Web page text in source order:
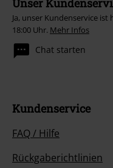
Unser
Ja, unser Kundenservice
18:00 Uhr. Mehr Infos
Chat starten
Kundenservice
FAQ / Hilfe
Rückgaberichtlinien